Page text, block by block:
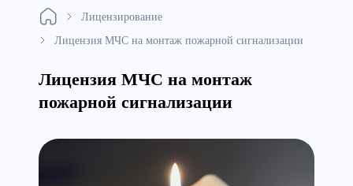
Лицензирование
Лицензия МЧС на монтаж пожарной сигнализации
Лицензия МЧС на монтаж
пожарной сигнализации